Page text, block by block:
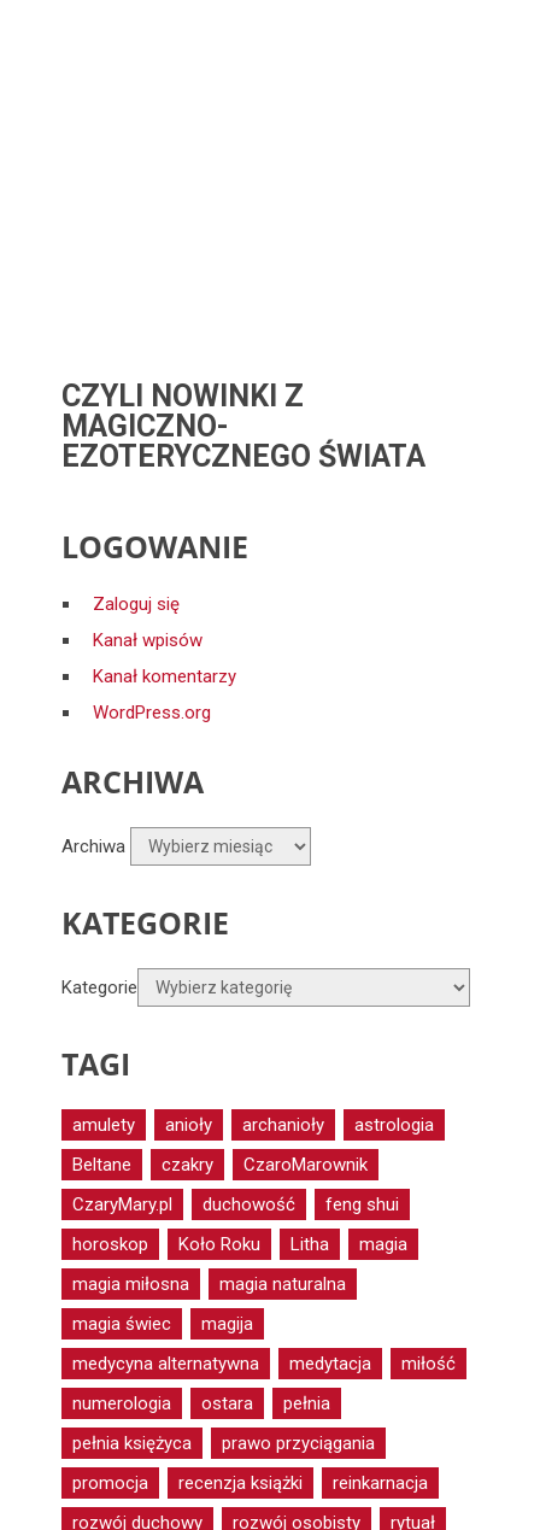
CZYLI NOWINKI Z
MAGICZNO-
EZOTERYCZNEGO ŚWIATA
LOGOWANIE
Zaloguj się
Kanał wpisów
Kanał komentarzy
WordPress.org
ARCHIWA
Archiwa
KATEGORIE
Kategorie
TAGI
amulety anioły archanioły
astrologia
Beltane
czakry
CzaroMarownik
CzaryMary.pl
duchowość
feng shui
horoskop
Koło Roku Litha
magia
magia miłosna
magia naturalna
magia świec
magija
medycyna alternatywna
medytacja
miłość
numerologia
ostara
pełnia
pełnia księżyca
prawo przyciągania
promocja
recenzja książki
reinkarnacja
rozwój duchowy
rozwój osobisty rytuał